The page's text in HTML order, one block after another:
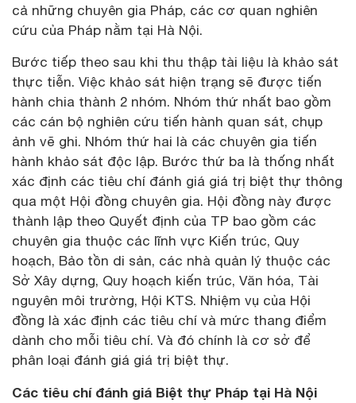
cả những chuyên gia Pháp, các cơ quan nghiên
cứu của Pháp nằm tại Hà Nội.
Bước tiếp theo sau khi thu thập tài liệu là khảo sát
thực tiễn. Việc khảo sát hiện trạng sẽ được tiến
hành chia thành 2 nhóm. Nhóm thứ nhất bao gồm
các cán bộ nghiên cứu tiến hành quan sát, chụp
ảnh vẽ ghi. Nhóm thứ hai là các chuyên gia tiến
hành khảo sát độc lập. Bước thứ ba là thống nhất
xác định các tiêu chí đánh giá giá trị biệt thự thông
qua một Hội đồng chuyên gia. Hội đồng này được
thành lập theo Quyết định của TP bao gồm các
chuyên gia thuộc các lĩnh vực Kiến trúc, Quy
hoạch, Bảo tồn di sản, các nhà quản lý thuộc các
Sở Xây dựng, Quy hoạch kiến trúc, Văn hóa, Tài
nguyên môi trường, Hội KTS. Nhiệm vụ của Hội
đồng là xác định các tiêu chí và mức thang điểm
dành cho mỗi tiêu chí. Và đó chính là cơ sở để
phân loại đánh giá giá trị biệt thự.
Các tiêu chí đánh giá Biệt thự Pháp tại Hà Nội